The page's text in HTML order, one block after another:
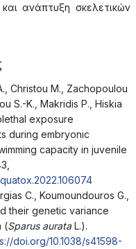
ανάπτυξη σκελετικών
Christou M., Zachopoulou
S.-K., Makridis P., Hiskia
exposure
during embryonic
capacity in juvenile
C., Koumoundouros G.,
their genetic variance
(Sparus aurataL.).
doi.org/10.1038/s41598-